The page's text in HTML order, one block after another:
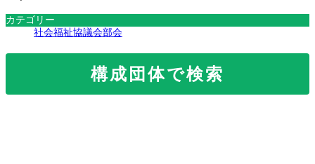
カテゴリー
社会福祉協議会部会
構成団体で検索